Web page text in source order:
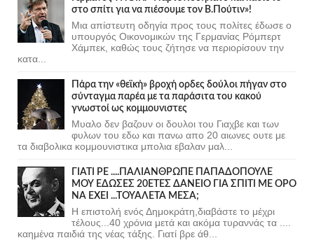
στο σπίτι για να πιέσουμε τον Β.Πούτιν»!
Μια απίστευτη οδηγία προς τους πολίτες έδωσε ο
υπουργός Οικονομικών της Γερμανίας Ρόμπερτ
Χάμπεκ, καθώς τους ζήτησε να περιορίσουν την
κατα...
Πάρα την «θεϊκή» βροχή ορδες δούλοι πήγαν στο
σύνταγμα παρέα με τα παράσιτα του κακού
γνωστοί ως κομμουνιστες
Μυαλο δεν βαζουν οι δουλοι του Γιαχβε και των
φυλων του εδω και πανω απο 20 αιωνες ουτε με
τα διαβολικα κομμουνιστικα μπολια εβαλαν μαλ...
ΓΙΑΤΙ ΡΕ ....ΠΑΛΙΑΝΘΡΩΠΕ ΠΑΠΑΔΟΠΟΥΛΕ
ΜΟΥ ΕΔΩΣΕΣ 20ΕΤΕΣ ΔΑΝΕΙΟ ΓΙΑ ΣΠΙΤΙ ΜΕ ΟΡΟ
ΝΑ ΕΧΕΙ ...ΤΟΥΑΛΕΤΑ ΜΕΣΑ;
Η επιστολή ενός Δημοκράτη,διαβάστε το μέχρι
τέλους...40 χρόνια μετά και ακόμα τυραννάς τα ....
καημένα παιδιά της νέας τάξης. Γιατί βρε άθ...